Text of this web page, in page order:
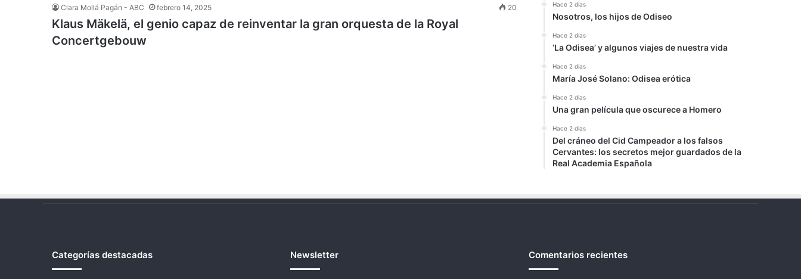
Clara Mollá Pagán - ABC febrero 14, 2025 20
Klaus Mäkelä, el genio capaz de reinventar la gran orquesta de la Royal
Concertgebouw
Hace 2 días
Nosotros, los hijos de Odiseo
Hace 2 días
‘La Odisea’ y algunos viajes de nuestra vida
Hace 2 días
María José Solano: Odisea erótica
Hace 2 días
Una gran película que oscurece a Homero
Hace 2 días
Del cráneo del Cid Campeador a los falsos
Cervantes: los secretos mejor guardados de la
Real Academia Española
Categorías destacadas Newsletter Comentarios recientes